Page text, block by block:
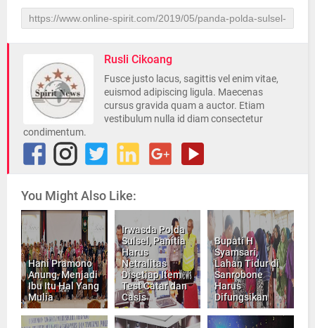
Rusli Cikoang
Fusce justo lacus, sagittis vel enim vitae,
euismod adipiscing ligula. Maecenas
cursus gravida quam a auctor. Etiam
vestibulum nulla id diam consectetur
condimentum.
You Might Also Like:
Hani Pramono
Anung, Menjadi
Ibu Itu Hal Yang
Mulia
Irwasda Polda
Sulsel, Panitia
Harus
Netralitas
Disetiap Item
Test Catar dan
Casis
Bupati H
Syamsari,
Lahan Tidur di
Sanrobone
Harus
Difungsikan